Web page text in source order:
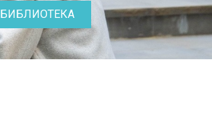
БИБЛИОТЕКА